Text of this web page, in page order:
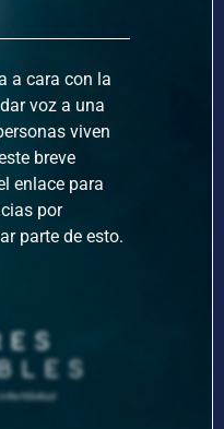
a cara con la
voz a una
viven
breve
enlace para
por
parte de esto.